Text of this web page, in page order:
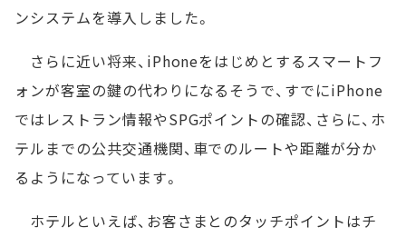
ンシステムを導入しました。
さらに近い将来、iPhoneをはじめとするスマートフ
ォンが客室の鍵の代わりになるそうで、すでにiPhone
ではレストラン情報やSPGポイントの確認、さらに、ホ
テルまでの公共交通機関、車でのルートや距離が分か
るようになっています。
ホテルといえば、お客さまとのタッチポイントはチ